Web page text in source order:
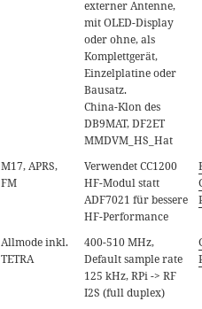
externer Antenne,
mit OLED-Display
oder ohne, als
Komplettgerät,
Einzelplatine oder
Bausatz.
China-Klon des
DB9MAT, DF2ET
MMDVM_HS_Hat
M17, APRS,
FM
Verwendet CC1200
HF-Modul statt
ADF7021 für bessere
HF-Performance
Allmode inkl.
TETRA
400-510 MHz,
Default sample rate
125 kHz, RPi -> RF
I2S (full duplex)